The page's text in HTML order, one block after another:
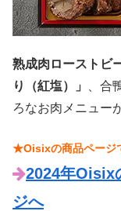
熟成肉ローストビ
り（紅塩）」
、合
ろなお肉メニュー
★Oisixの商品ページ
2024年Oisix
ジへ